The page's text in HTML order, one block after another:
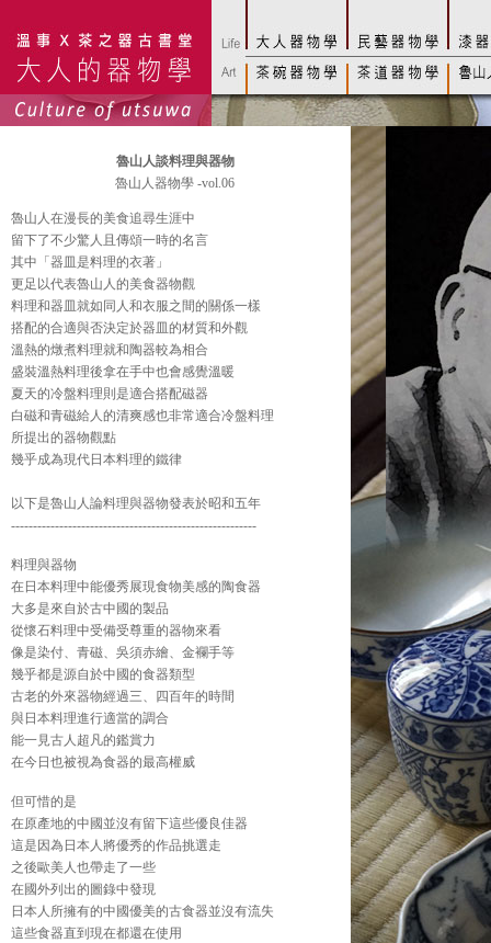
魯山人談料理與器物
魯山人器物學 -vol.06
魯山人在漫長的美食追尋生涯中
留下了不少驚人且傳頌一時的名言
其中「器皿是料理的衣著」
更足以代表魯山人的美食器物觀
料理和器皿就如同人和衣服之間的關係一樣
搭配的合適與否決定於器皿的材質和外觀
溫熱的燉煮料理就和陶器較為相合
盛裝溫熱料理後拿在手中也會感覺溫暖
夏天的冷盤料理則是適合搭配磁器
白磁和青磁給人的清爽感也非常適合冷盤料理
所提出的器物觀點
幾乎成為現代日本料理的鐵律
以下是魯山人論料理與器物發表於昭和五年
--------------------------------------------------------
料理與器物
在日本料理中能優秀展現食物美感的陶食器
大多是來自於古中國的製品
從懷石料理中受備受尊重的器物來看
像是染付、青磁、吳須赤繪、金襴手等
幾乎都是源自於中國的食器類型
古老的外來器物經過三、四百年的時間
與日本料理進行適當的調合
能一見古人超凡的鑑賞力
在今日也被視為食器的最高權威
但可惜的是
在原產地的中國並沒有留下這些優良佳器
這是因為日本人將優秀的作品挑選走
之後歐美人也帶走了一些
在國外列出的圖錄中發現
日本人所擁有的中國優美的古食器並沒有流失
這些食器直到現在都還在使用